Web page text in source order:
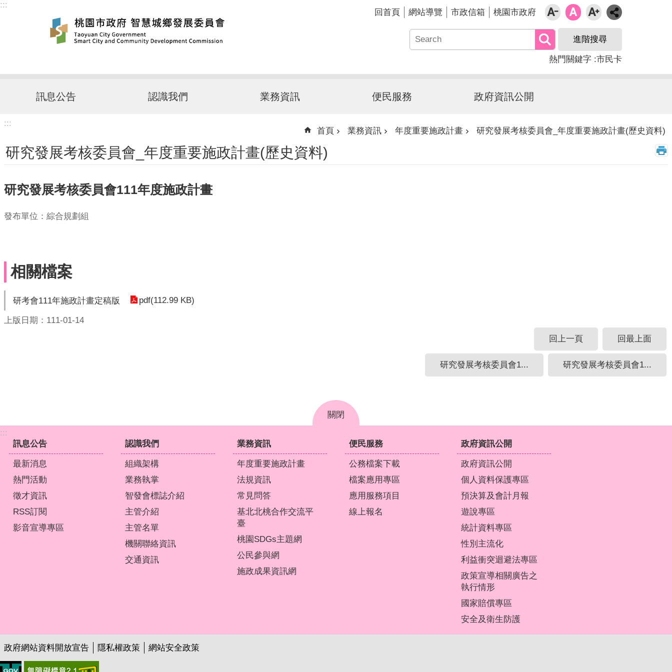
跳到主要內容區塊
:::
回首頁 網站導覽 市政信箱 桃園市政府
進階搜尋
熱門關鍵字 市民卡
訊息公告 認識我們 業務資訊 便民服務 政府資訊公開
:::
首頁 業務資訊 年度重要施政計畫 研究發展考核委員會_年度重要施政計畫(歷史資料)
研究發展考核委員會_年度重要施政計畫(歷史資料)
研究發展考核委員會111年度施政計畫
發布單位：綜合規劃組
相關檔案
研考會111年施政計畫定稿版 pdf(112.99 KB)
上版日期：111-01-14
回上一頁
回最上面
研究發展考核委員會1... 研究發展考核委員會1...
關閉
:::
訊息公告
最新消息
熱門活動
徵才資訊
RSS訂閱
影音宣導專區
認識我們
組織架構
業務執掌
智發會標誌介紹
主管介紹
主管名單
機關聯絡資訊
交通資訊
業務資訊
年度重要施政計畫
法規資訊
常見問答
基北北桃合作交流平
臺
桃園SDGs主題網
公民參與網
施政成果資訊網
便民服務
公務檔案下載
檔案應用專區
應用服務項目
線上報名
政府資訊公開
政府資訊公開
個人資料保護專區
預決算及會計月報
遊說專區
統計資料專區
性別主流化
利益衝突迴避法專區
政策宣導相關廣告之
執行情形
國家賠償專區
安全及衛生防護
政府網站資料開放宣告 隱私權政策 網站安全政策